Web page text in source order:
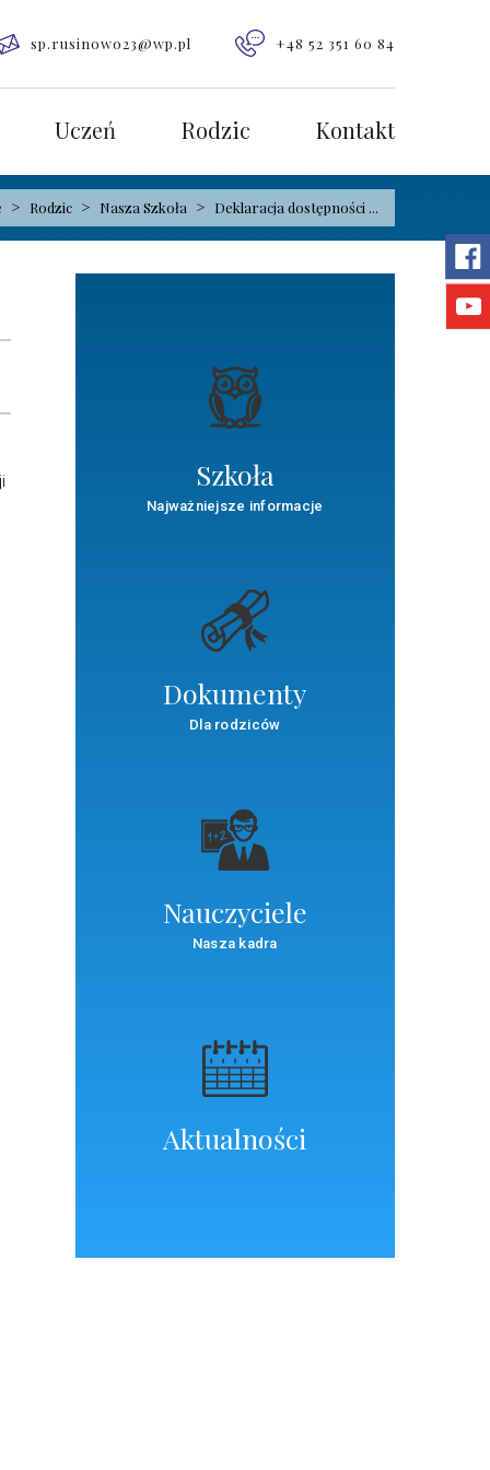
sp.rusinowo23@wp.pl +48 52 351 60 84
Uczeń Rodzic Kontakt
> Rodzic > Nasza Szkoła > Deklaracja dostępności ...
Szkoła
Najważniejsze informacje
Dokumenty
Dla rodziców
Nauczyciele
Nasza kadra
Aktualności